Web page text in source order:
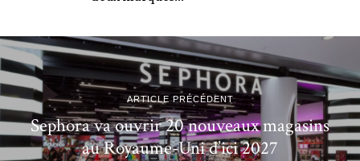
ARTICLE PRÉCÉDENT
Sephora va ouvrir 20 nouveaux magasins
au Royaume-Uni d’ici 2027